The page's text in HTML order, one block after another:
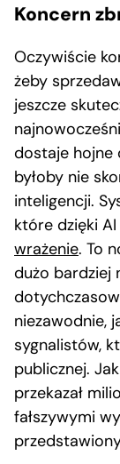
Koncern
Oczywiście
żeby
jeszcze
dostaje hojne
byłoby nie
inteligencji.
które dzięki
wrażenie. To
dużo bardziej
niezawodnie,
sygnalistów,
publicznej.
przekazał
fałszywymi